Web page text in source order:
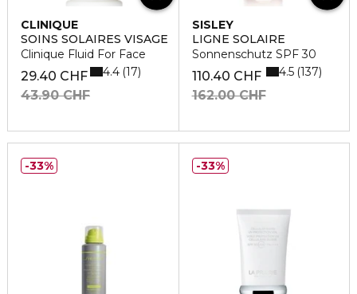
CLINIQUE
SOINS SOLAIRES VISAGE
Clinique Fluid For Face
29.40 CHF
43.90 CHF
4.4 17
SISLEY
LIGNE SOLAIRE
Sonnenschutz SPF 30
110.40 CHF
162.00 CHF
4.5 137
33% 33%